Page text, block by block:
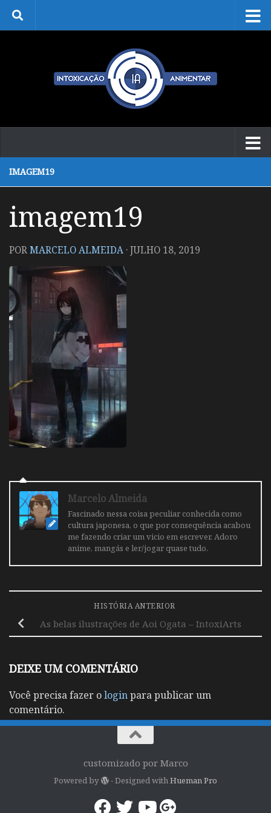
Skip to content
IMAGEM19
imagem19
PORMARCELO ALMEIDA ·JULHO 18, 2019
Marcelo Almeida
Fascinado nessa coisa peculiar conhecida como
cultura japonesa, o que por consequência acabou
me fazendo criar um vicio em escrever. Adoro
anime, mangás e ler/jogar quase tudo.
HISTÓRIA ANTERIOR
As belas ilustrações de Aoi Ogata – IntoxiArts
DEIXE UM COMENTÁRIO
Você precisa fazer ologinpara publicar um
comentário.
customizado por Marco
Powered by - Designed withHueman Pro